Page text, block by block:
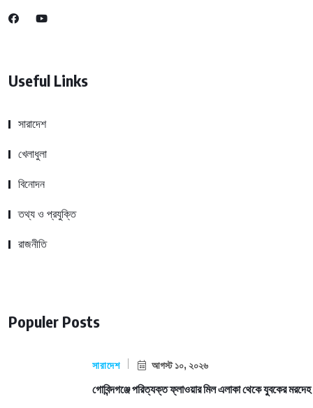
Useful Links
সারাদেশ
খেলাধুলা
বিনোদন
তথ্য ও প্রযুক্তি
রাজনীতি
Populer Posts
সারাদেশ আগস্ট ১০, ২০২৬
গোবিন্দগঞ্জে পরিত্যক্ত ফ্লাওয়ার মিল এলাকা থেকে যুবকের